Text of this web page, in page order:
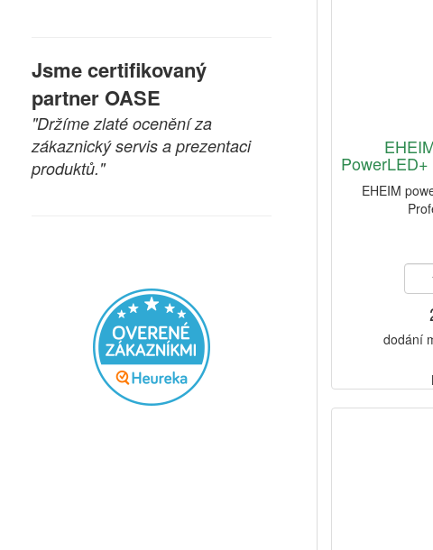
Jsme certifikovaný
partner OASE
"Držíme zlaté ocenění za
zákaznický servis a prezentaci
produktů."
EHEIM
dodání